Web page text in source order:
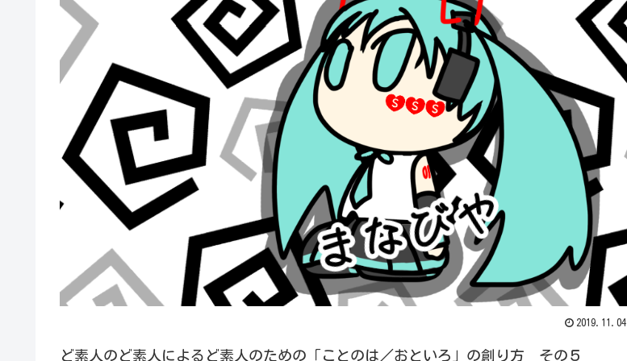
2019.11.04
ど素人のど素人によるど素人のための「ことのは／おといろ」の創り方 その５